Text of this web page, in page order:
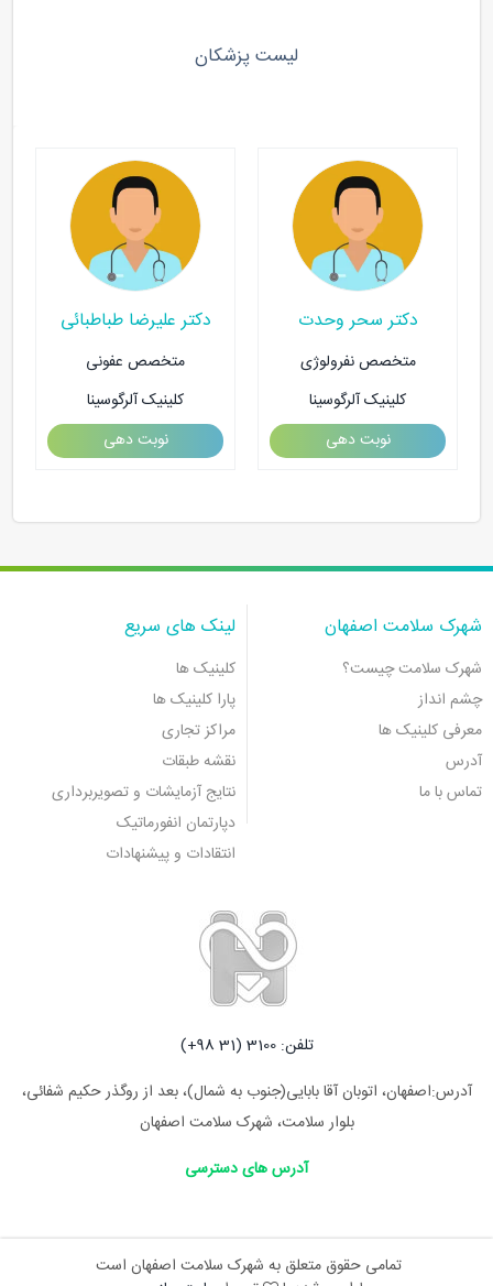
لیست پزشکان
دکتر علیرضا طباطبائی
متخصص عفونی
کلینیک آلرگوسینا
نوبت دهی
دکتر سحر وحدت
متخصص نفرولوژی
کلینیک آلرگوسینا
نوبت دهی
شهرک سلامت اصفهان
شهرک سلامت چیست؟
چشم انداز
معرفی کلینیک ها
آدرس
تماس با ما
لینک های سریع
کلینیک ها
پارا کلینیک ها
مراکز تجاری
نقشه طبقات
نتایج آزمایشات و تصویربرداری
دپارتمان انفورماتیک
انتقادات و پیشنهادات
تلفن: 3100 (31 98+)
آدرس:اصفهان، اتوبان آقا بابایی(جنوب به شمال)، بعد از روگذر حکیم شفائی،
بلوار سلامت، شهرک سلامت اصفهان
آدرس های دسترسی
تمامی حقوق متعلق به شهرک سلامت اصفهان است